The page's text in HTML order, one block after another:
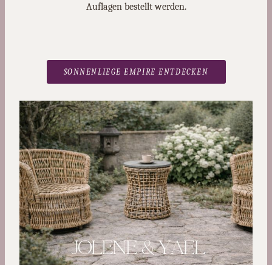
Auflagen bestellt werden.
SONNENLIEGE EMPIRE ENTDECKEN